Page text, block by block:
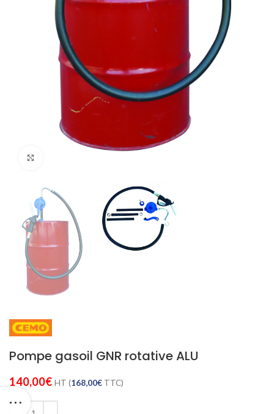
Pompe gasoil GNR rotative ALU
140,00€ HT (168,00€ TTC)